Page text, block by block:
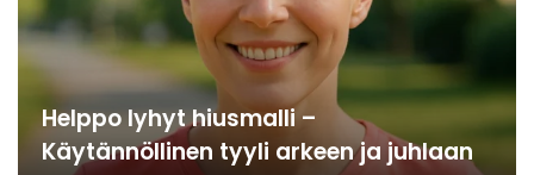
Helppo lyhyt hiusmalli –
Käytännöllinen tyyli arkeen ja juhlaan